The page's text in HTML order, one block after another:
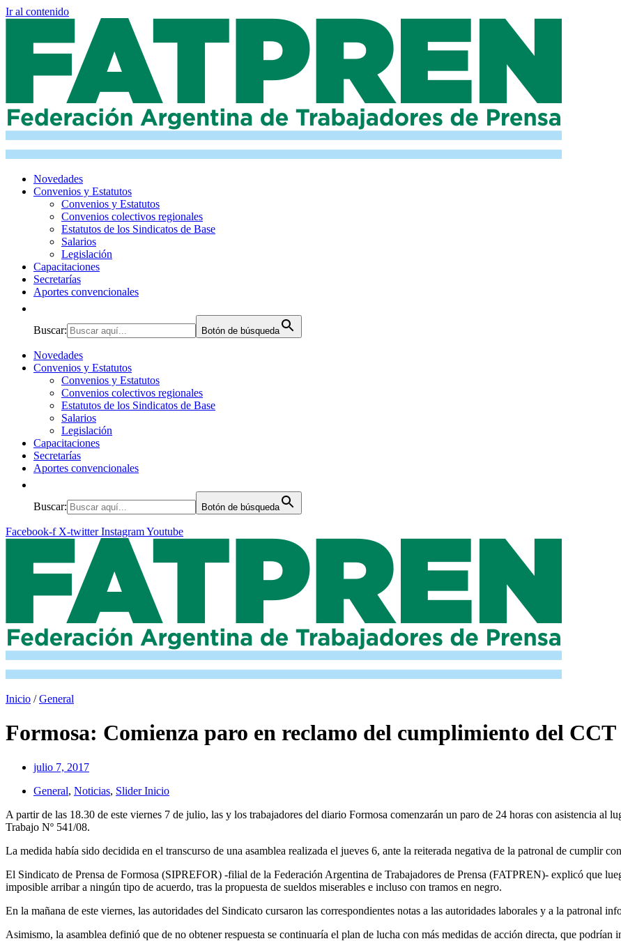
Ir al contenido
Novedades
Convenios y Estatutos
Convenios y Estatutos
Convenios colectivos regionales
Estatutos de los Sindicatos de Base
Salarios
Legislación
Capacitaciones
Secretarías
Aportes convencionales
Buscar: Botón de búsqueda
Novedades
Convenios y Estatutos
Convenios y Estatutos
Convenios colectivos regionales
Estatutos de los Sindicatos de Base
Salarios
Legislación
Capacitaciones
Secretarías
Aportes convencionales
Buscar: Botón de búsqueda
Facebook-f X-twitter InstagramYoutube
Inicio /General
Formosa: Comienza paro en reclamo del cumplimiento del CCT
julio 7, 2017
General, Noticias, Slider Inicio
A partir de las 18.30 de este viernes 7 de julio, las y los trabajadores del diario Formosa comenzarán un paro de 24 horas con asistencia
Trabajo Nº 541/08.
La medida había sido decidida en el transcurso de una asamblea realizada el jueves 6, ante la reiterada negativa de la patronal de cumplir
El Sindicato de Prensa de Formosa (SIPREFOR) -filial de la Federación Argentina de Trabajadores de Prensa (FATPREN)- explicó que
imposible arribar a ningún tipo de acuerdo, tras la propuesta de sueldos miserables e incluso con tramos en negro.
En la mañana de este viernes, las autoridades del Sindicato cursaron las correspondientes notas a las autoridades laborales y a la patronal
Asimismo, la asamblea definió que de no obtener respuesta se continuaría el plan de lucha con más medidas de acción directa, que podrían